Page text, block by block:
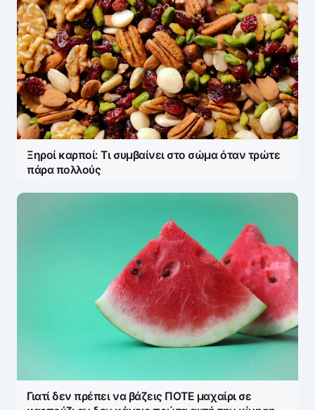
Ξηροί καρποί: Τι συμβαίνει στο σώμα όταν τρώτε
πάρα πολλούς
Γιατί δεν πρέπει να βάζεις ΠΟΤΕ μαχαίρι σε